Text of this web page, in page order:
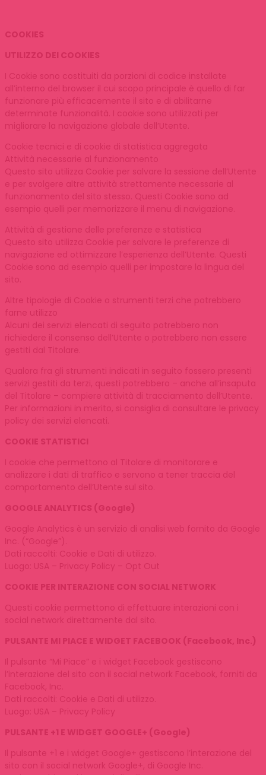
COOKIES
UTILIZZO DEI COOKIES
I Cookie sono costituiti da porzioni di codice installate
all’interno del browser il cui scopo principale è quello di far
funzionare più efficacemente il sito e di abilitarne
determinate funzionalità. I cookie sono utilizzati per
migliorare la navigazione globale dell’Utente.
Cookie tecnici e di cookie di statistica aggregata
Attività necessarie al funzionamento
Questo sito utilizza Cookie per salvare la sessione dell’Utente
e per svolgere altre attività strettamente necessarie al
funzionamento del sito stesso. Questi Cookie sono ad
esempio quelli per memorizzare il menu di navigazione.
Attività di gestione delle preferenze e statistica
Questo sito utilizza Cookie per salvare le preferenze di
navigazione ed ottimizzare l’esperienza dell’Utente. Questi
Cookie sono ad esempio quelli per impostare la lingua del
sito.
Altre tipologie di Cookie o strumenti terzi che potrebbero
farne utilizzo
Alcuni dei servizi elencati di seguito potrebbero non
richiedere il consenso dell’Utente o potrebbero non essere
gestiti dal Titolare.
Qualora fra gli strumenti indicati in seguito fossero presenti
servizi gestiti da terzi, questi potrebbero – anche all’insaputa
del Titolare – compiere attività di tracciamento dell’Utente.
Per informazioni in merito, si consiglia di consultare le privacy
policy dei servizi elencati.
COOKIE STATISTICI
I cookie che permettono al Titolare di monitorare e
analizzare i dati di traffico e servono a tener traccia del
comportamento dell’Utente sul sito.
GOOGLE ANALYTICS (Google)
Google Analytics è un servizio di analisi web fornito da Google
Inc. (“Google”).
Dati raccolti: Cookie e Dati di utilizzo.
Luogo: USA – Privacy Policy – Opt Out
COOKIE PER INTERAZIONE CON SOCIAL NETWORK
Questi cookie permettono di effettuare interazioni con i
social network direttamente dal sito.
PULSANTE MI PIACE E WIDGET FACEBOOK (Facebook, Inc.)
Il pulsante “Mi Piace” e i widget Facebook gestiscono
l’interazione del sito con il social network Facebook, forniti da
Facebook, Inc.
Dati raccolti: Cookie e Dati di utilizzo.
Luogo: USA – Privacy Policy
PULSANTE +1 E WIDGET GOOGLE+ (Google)
Il pulsante +1 e i widget Google+ gestiscono l’interazione del
sito con il social network Google+, di Google Inc.